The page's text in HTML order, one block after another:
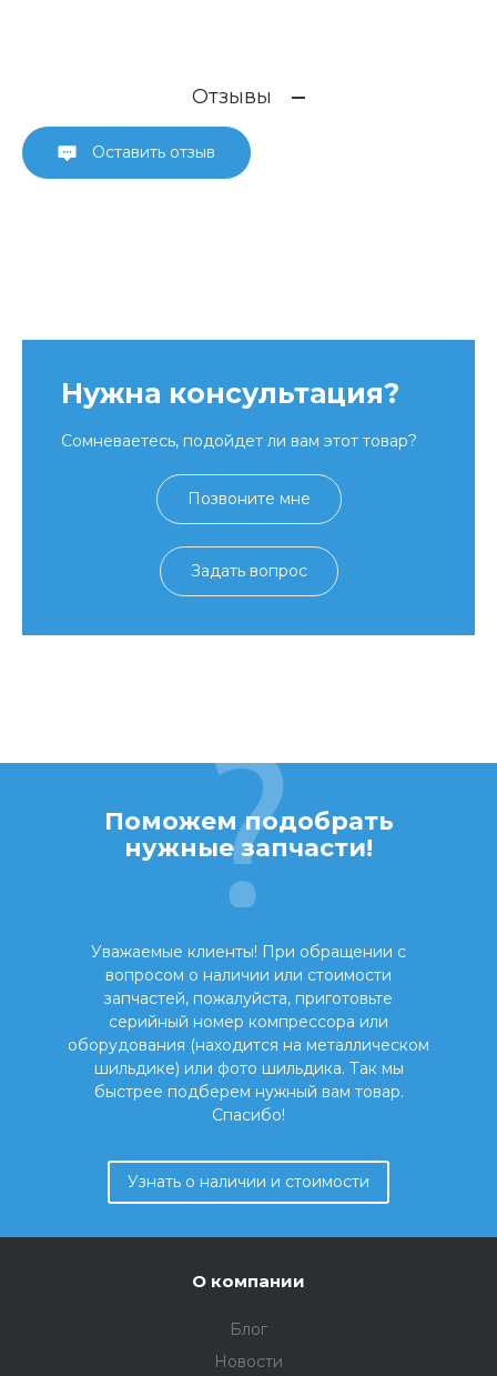
Отзывы
Оставить отзыв
Нужна консультация?
Сомневаетесь, подойдет ли вам этот товар?
Позвоните мне
Задать вопрос
Поможем подобрать
нужные запчасти!
Уважаемые клиенты! При обращении с
вопросом о наличии или стоимости
запчастей, пожалуйста, приготовьте
серийный номер компрессора или
оборудования (находится на металлическом
шильдике) или фото шильдика. Так мы
быстрее подберем нужный вам товар.
Спасибо!
Узнать о наличии и стоимости
О компании
Блог
Новости